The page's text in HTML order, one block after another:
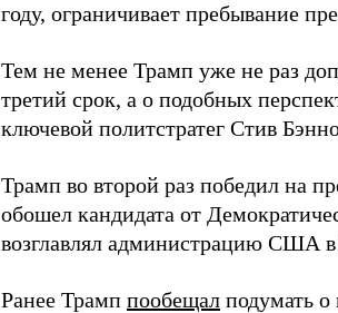
году, ограничивает пребывание
Тем не менее Трамп уже не раз
третий срок, а о подобных
ключевой политстратег Стив
Трамп во второй раз победил на
обошел кандидата от
возглавлял администрацию США в
Ранее Трамп пообещал подумать